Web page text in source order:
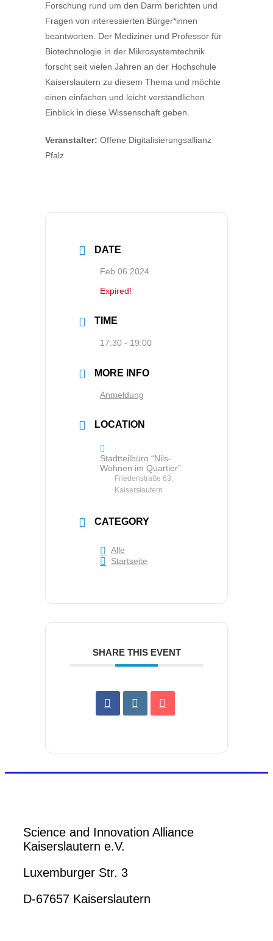
Forschung rund um den Darm berichten und
Fragen von interessierten Bürger*innen
beantworten. Der Mediziner und Professor für
Biotechnologie in der Mikrosystemtechnik
forscht seit vielen Jahren an der Hochschule
Kaiserslautern zu diesem Thema und möchte
einen einfachen und leicht verständlichen
Einblick in diese Wissenschaft geben.
Veranstalter: Offene Digitalisierungsallianz
Pfalz
DATE
Feb 06 2024
Expired!
TIME
17:30 - 19:00
MORE INFO
Anmeldung
LOCATION
Stadtteilbüro “Nils-
Wohnen im Quartier”
Friedenstraße 63,
Kaiserslautern
CATEGORY
Alle
Startseite
SHARE THIS EVENT
Science and Innovation Alliance
Kaiserslautern e.V.
Luxemburger Str. 3
D-67657 Kaiserslautern